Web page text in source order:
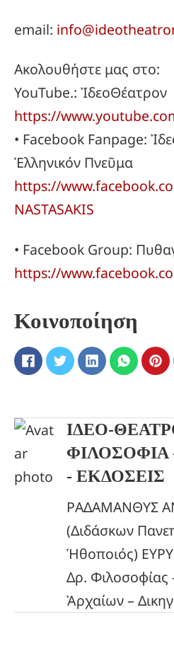
email:
Ακολουθήστε μας στο:
YouTube.: ἸδεοΘέατρον
https://
• Facebook Fanpage:
Ἑλληνικόν Πνεῦμα
https://
NASTASAKIS
• Facebook Group:
https://
Κοινοποίηση
ΙΔΕΟ-
ΦΙΛΟΣΟΦΙΑ
- ΕΚΔΟΣΕΙΣ
ΡΑΔΑΜΑΝΘΥΣ
(Διδάσκων
Ἡθοποιός)
Δρ.
Ἀρχαίων –